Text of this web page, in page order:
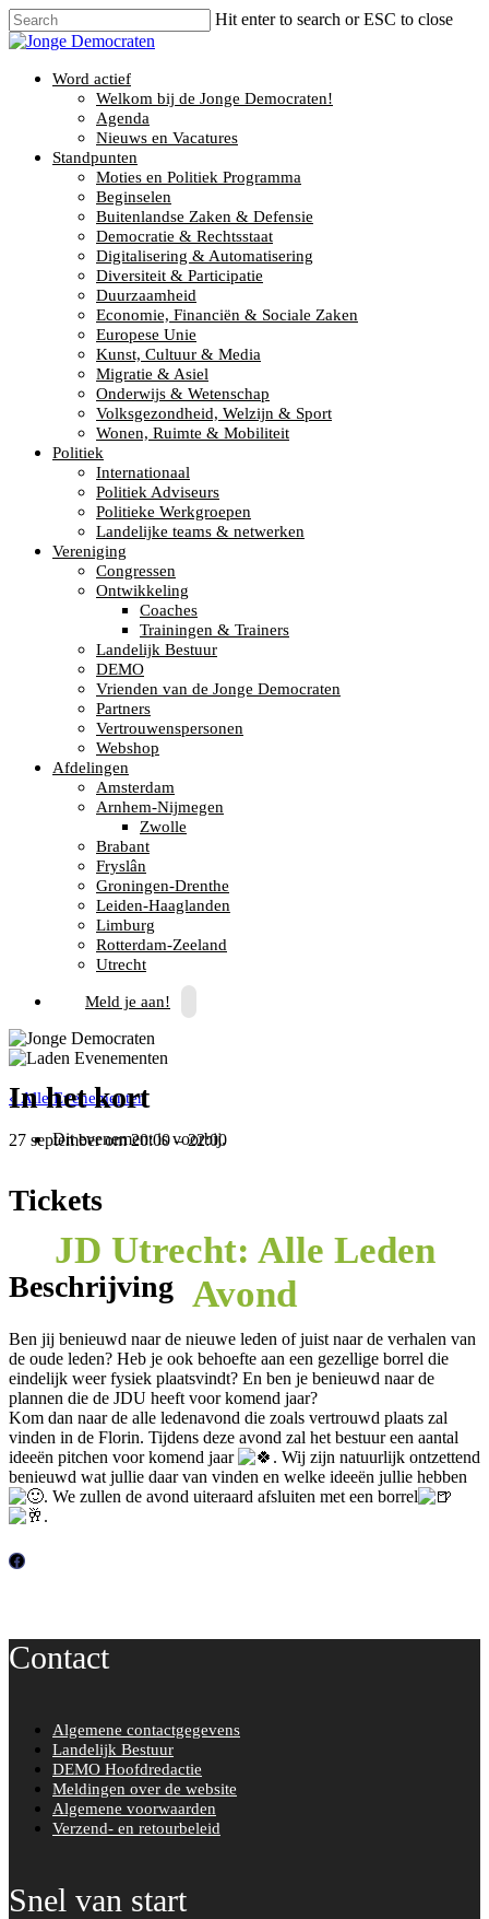
Hit enter to search or ESC to close
Word actief
Welkom bij de Jonge Democraten!
Agenda
Nieuws en Vacatures
Standpunten
Moties en Politiek Programma
Beginselen
Buitenlandse Zaken & Defensie
Democratie & Rechtsstaat
Digitalisering & Automatisering
Diversiteit & Participatie
Duurzaamheid
Economie, Financiën & Sociale Zaken
Europese Unie
Kunst, Cultuur & Media
Migratie & Asiel
Onderwijs & Wetenschap
Volksgezondheid, Welzijn & Sport
Wonen, Ruimte & Mobiliteit
Politiek
Internationaal
Politiek Adviseurs
Politieke Werkgroepen
Landelijke teams & netwerken
Vereniging
Congressen
Ontwikkeling
Coaches
Trainingen & Trainers
Landelijk Bestuur
DEMO
Vrienden van de Jonge Democraten
Partners
Vertrouwenspersonen
Webshop
Afdelingen
Amsterdam
Arnhem-Nijmegen
Zwolle
Brabant
Fryslân
Groningen-Drenthe
Leiden-Haaglanden
Limburg
Rotterdam-Zeeland
Utrecht
Meld je aan!
« Alle Evenementen
Dit evenement is voorbij.
JD Utrecht: Alle Leden
Avond
In het kort
27 septemberom20:00–22:00
Tickets
Beschrijving
Ben jij benieuwd naar de nieuwe leden of juist naar de verhalen van
de oude leden? Heb je ook behoefte aan een gezellige borrel die
eindelijk weer fysiek plaatsvindt? En ben je benieuwd naar de
plannen die de JDU heeft voor komend jaar?
Kom dan naar de alle ledenavond die zoals vertrouwd plaats zal
vinden in de Florin. Tijdens deze avond zal het bestuur een aantal
ideeën pitchen voor komend jaar
. Wij zijn natuurlijk ontzettend
benieuwd wat jullie daar van vinden en welke ideeën jullie hebben
. We zullen de avond uiteraard afsluiten met een borrel
.
F
e
Contact
Algemene contactgegevens
Landelijk Bestuur
DEMO Hoofdredactie
Meldingen over de website
Algemene voorwaarden
Verzend- en retourbeleid
Snel van start